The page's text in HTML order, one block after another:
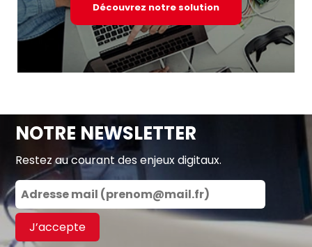
Découvrez notre solution
NOTRE NEWSLETTER
Restez au courant des enjeux digitaux.
J’accepte